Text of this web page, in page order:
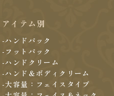
アイテム別
-ハンドパック
-フットパック
-ハンドクリーム
-ハンド＆ボディクリーム
-大容量：フェイスタイプ